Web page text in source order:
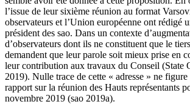
l’issue de leur sixième réunion au format
observateurs et l’Union européenne ont rédigé
président des sao. Dans un contexte
d’observateurs dont ils ne constituent que le tiers
demandent que leur parole soit mieux prise en
leur contribution aux travaux du Conseil (State
2019). Nulle trace de cette « adresse » ne
rapport sur la réunion des Hauts représentants
novembre 2019 (sao 2019a).